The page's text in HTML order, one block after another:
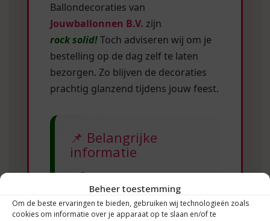
Beheer toestemming
Om de beste ervaringen te bieden, gebruiken wij technologieën zoals
cookies om informatie over je apparaat op te slaan en/of te
Ballondecoraties van
Jouwballonnen B.V. zijn
rock solid!Toch adviseren wij om je
bestelling op de dag zelf te laten
bezorgen. Zo blijven de decoraties
prachtig glanzend tijdens jouw feest.
📌 Belangrijke
informatie
heliumballon trosjes (33
cm)
Gaan maximaal14 uur